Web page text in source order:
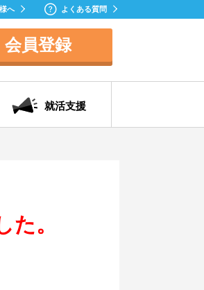
へ よくある質問
会員登録
就活支援
。